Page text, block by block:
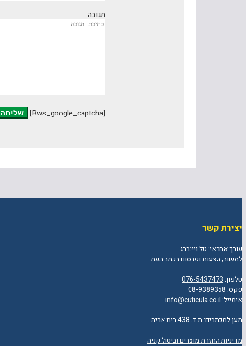
תגובה
[bws_google_captcha]
יצירת קשר
עורך אחראי: טל ויינברג
למשוב, הצעות ופרסום בכתב העת
טלפון:076-5437473
פקס: 08-9389358
אימייל:info@cuticula.co.il
מען למכתבים: ת.ד. 438 בית אריה
מדיניות החזרת מוצרים וביטול קניה